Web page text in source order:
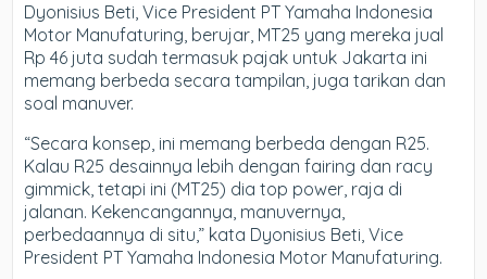
Dyonisius Beti, Vice President PT Yamaha Indonesia
Motor Manufaturing, berujar, MT25 yang mereka jual
Rp 46 juta sudah termasuk pajak untuk Jakarta ini
memang berbeda secara tampilan, juga tarikan dan
soal manuver.
“Secara konsep, ini memang berbeda dengan R25.
Kalau R25 desainnya lebih dengan fairing dan racy
gimmick, tetapi ini (MT25) dia top power, raja di
jalanan. Kekencangannya, manuvernya,
perbedaannya di situ,” kata Dyonisius Beti, Vice
President PT Yamaha Indonesia Motor Manufaturing.